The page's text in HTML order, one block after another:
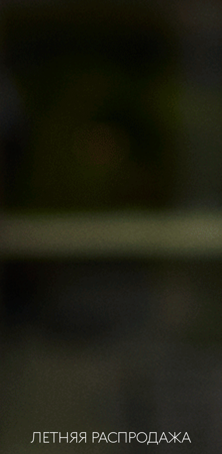
ЛЕТНЯЯ РАСПРОДАЖА